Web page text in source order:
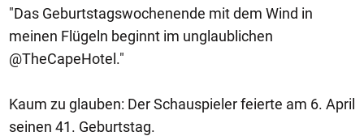
"Das Geburtstagswochenende mit dem Wind in
meinen Flügeln beginnt im unglaublichen
@TheCapeHotel."
Kaum zu glauben: Der Schauspieler feierte am 6. April
seinen 41. Geburtstag.